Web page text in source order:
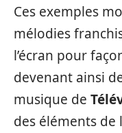
Ces exemples
mélodies
l’écran pour
devenant ainsi
musique de
des éléments de